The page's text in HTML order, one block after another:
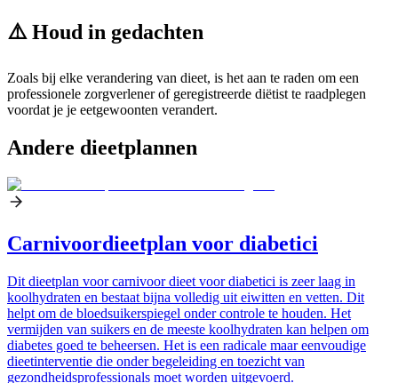
⚠️ Houd in gedachten
Zoals bij elke verandering van dieet, is het aan te raden om een
professionele zorgverlener of geregistreerde diëtist te raadplegen
voordat je je eetgewoonten verandert.
Andere dieetplannen
Carnivoordieetplan voor diabetici
Dit dieetplan voor carnivoor dieet voor diabetici is zeer laag in
koolhydraten en bestaat bijna volledig uit eiwitten en vetten. Dit
helpt om de bloedsuikerspiegel onder controle te houden. Het
vermijden van suikers en de meeste koolhydraten kan helpen om
diabetes goed te beheersen. Het is een radicale maar eenvoudige
dieetinterventie die onder begeleiding en toezicht van
gezondheidsprofessionals moet worden uitgevoerd.